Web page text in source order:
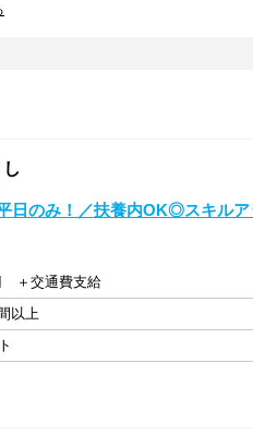
日のみ！／扶養内OK◎スキル
＋交通費支給
以上